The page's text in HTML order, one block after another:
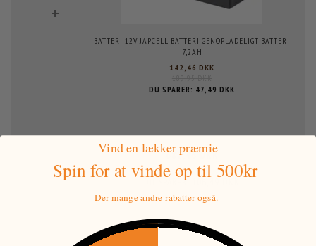
+
BATTERI 12V JAPCELL BATTERI GENOPLADELIGT BATTERI
7,2AH
142,46 DKK
DU SPARER: 47,49 DKK
=
682,46 DKK
788,95 DKK
DU SPARER:
106,49 DKK
Vind en lækker præmie
Spin for at vindeop til 500kr
Der mange andre rabatter også.